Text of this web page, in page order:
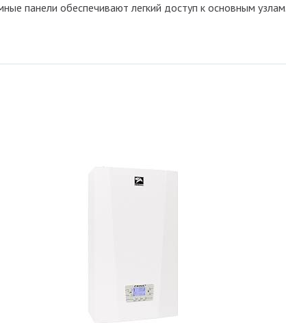
панели обеспечивают легкий доступ к основным узлам.